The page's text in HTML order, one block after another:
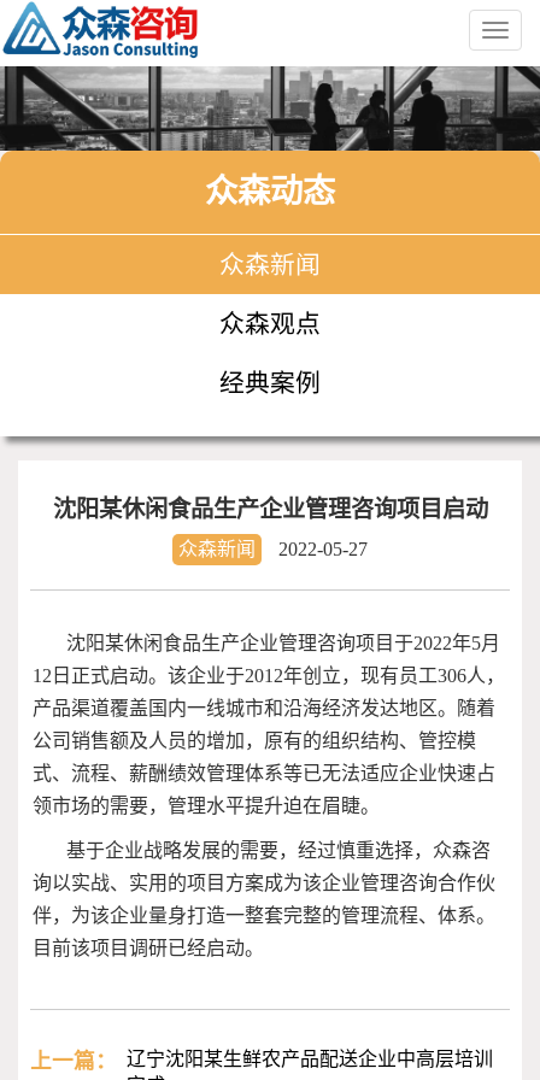
众森动态
众森新闻
众森观点
经典案例
沈阳某休闲食品生产企业管理咨询项目启动
众森新闻 2022-05-27
沈阳某休闲食品生产企业管理咨询项目于2022年5月
12 日正式启动。该企业于2012年创立，现有员工306人，
产品渠道覆盖国内一线城市和沿海经济发达地区。随着
公司销售额及人员的增加，原有的组织结构、管控模
式、流程、薪酬绩效管理体系等已无法适应企业快速占
领市场的需要，管理水平提升迫在眉睫。
基于企业战略发展的需要，经过慎重选择，众森咨
询以实战、实用的项目方案成为该企业管理咨询合作伙
伴，为该企业量身打造一整套完整的管理流程、体系。
目前该项目调研已经启动。
上一篇：
辽宁沈阳某生鲜农产品配送企业中高层培训